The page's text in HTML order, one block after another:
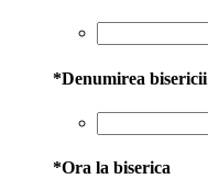
*Denumirea bisericii
*Ora la biserica